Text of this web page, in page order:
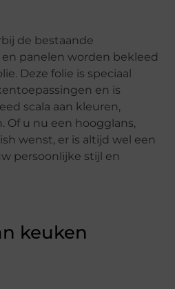
de bestaande
panelen worden bekleed
Deze folie is speciaal
en is
scala aan kleuren,
Of u nu een hoogglans,
wenst, er is altijd wel een
persoonlijke stijl en
keuken